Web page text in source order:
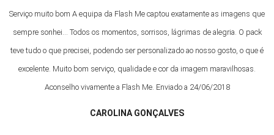
Serviço muito bom A equipa da Flash Me captou exatamente as imagens que
sempre sonhei... Todos os momentos, sorrisos, lágrimas de alegria. O pack
teve tudo o que precisei, podendo ser personalizado ao nosso gosto, o que é
excelente. Muito bom serviço, qualidade e cor da imagem maravilhosas.
Aconselho vivamente a Flash Me. Enviado a 24/06/2018
CAROLINA GONÇALVES